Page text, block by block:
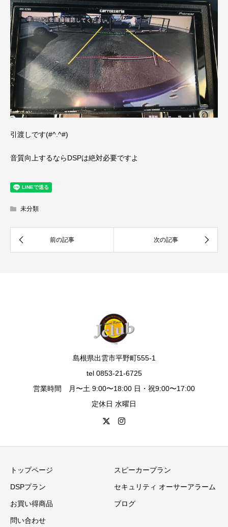
引渡しです(#^.^#)
音質向上するならDSPは絶対必要ですよ
未分類
島根県出雲市平野町555-1
tel 0853-21-6725
営業時間 月〜土 9:00〜18:00 日・祝9:00〜17:00
定休日 水曜日
トップページ スピーカープラン
DSPプラン セキュリティ オーサーアラーム
お買い得商品 ブログ
問い合わせ